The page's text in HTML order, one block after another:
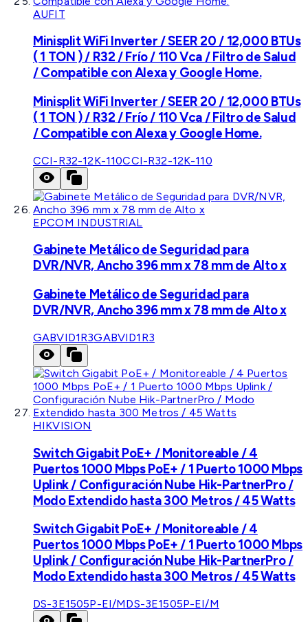
AUFIT
Minisplit WiFi Inverter / SEER 20 / 12,000 BTUs
( 1 TON ) / R32 / Frío / 110 Vca / Filtro de Salud
/ Compatible con Alexa y Google Home.
Minisplit WiFi Inverter / SEER 20 / 12,000 BTUs
( 1 TON ) / R32 / Frío / 110 Vca / Filtro de Salud
/ Compatible con Alexa y Google Home.
CCI-R32-12K-110CCI-R32-12K-110
EPCOM INDUSTRIAL
Gabinete Metálico de Seguridad para
DVR/NVR, Ancho 396 mm x 78 mm de Alto x
Gabinete Metálico de Seguridad para
DVR/NVR, Ancho 396 mm x 78 mm de Alto x
GABVID1R3GABVID1R3
HIKVISION
Switch Gigabit PoE+ / Monitoreable / 4
Puertos 1000 Mbps PoE+ / 1 Puerto 1000 Mbps
Uplink / Configuración Nube Hik-PartnerPro /
Modo Extendido hasta 300 Metros / 45 Watts
Switch Gigabit PoE+ / Monitoreable / 4
Puertos 1000 Mbps PoE+ / 1 Puerto 1000 Mbps
Uplink / Configuración Nube Hik-PartnerPro /
Modo Extendido hasta 300 Metros / 45 Watts
DS-3E1505P-EI/MDS-3E1505P-EI/M